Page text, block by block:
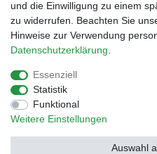
Impressum
und die Einwilligung zu einem
zu widerrufen. Beachten Sie
Hinweise zur Verwendung
Daten­schutz­erklärung
Essenziell
Statistik
Funktional
Weitere Einstellungen
Auswahl